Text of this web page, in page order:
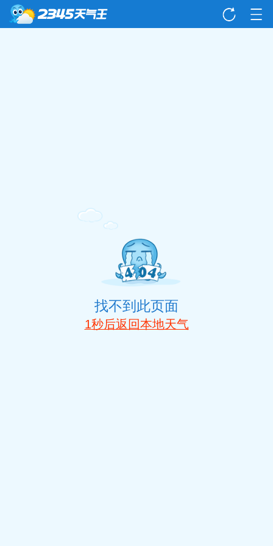
找不到此页面
1秒后返回本地天气